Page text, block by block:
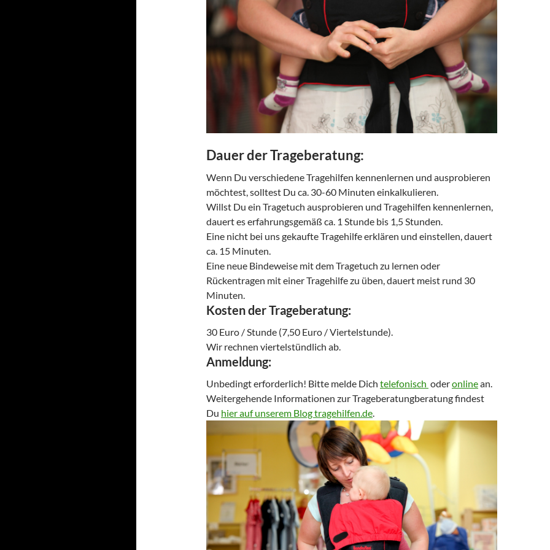
Dauer der Trageberatung:
Wenn Du verschiedene Tragehilfen kennenlernen und ausprobieren
möchtest, solltest Du ca. 30-60 Minuten einkalkulieren.
Willst Du ein Tragetuch ausprobieren und Tragehilfen kennenlernen,
dauert es erfahrungsgemäß ca. 1 Stunde bis 1,5 Stunden.
Eine nicht bei uns gekaufte Tragehilfe erklären und einstellen, dauert
ca. 15 Minuten.
Eine neue Bindeweise mit dem Tragetuch zu lernen oder
Rückentragen mit einer Tragehilfe zu üben, dauert meist rund 30
Minuten.
Kosten der Trageberatung:
30 Euro / Stunde (7,50 Euro / Viertelstunde).
Wir rechnen viertelstündlich ab.
Anmeldung:
Unbedingt erforderlich! Bitte melde Dich telefonisch oderonlinean.
Weitergehende Informationen zur Trageberatungberatung findest
Du hier auf unserem Blog tragehilfen.de.